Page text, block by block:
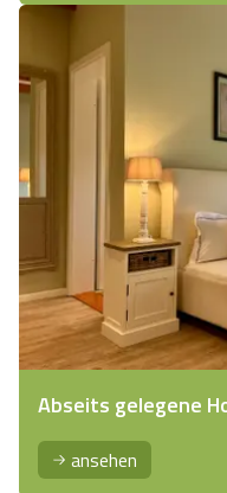
Abseits gelegene
ansehen